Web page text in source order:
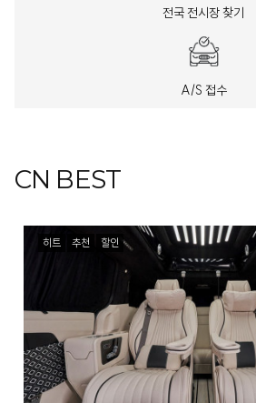
전국 전시장 찾기
A/S 접수
CN BEST
히트 추천 할인